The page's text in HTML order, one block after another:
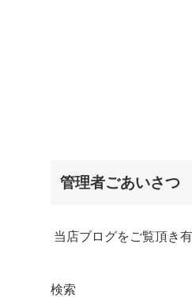
管理者ごあいさつ
当店ブログをご覧頂き
検索